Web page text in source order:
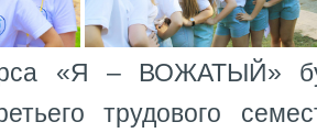
«Я – ВОЖАТЫЙ»
трудового